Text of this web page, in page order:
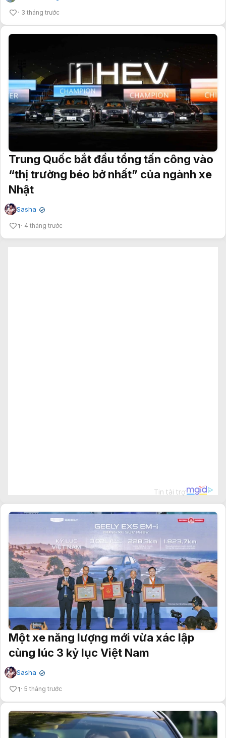
3 tháng trước
Trung Quốc bắt đầu tổng tấn công vào
“thị trường béo bở nhất” của ngành xe
Nhật
Sasha ✔
1 4 tháng trước
Một xe năng lượng mới vừa xác lập
cùng lúc 3 kỷ lục Việt Nam
Sasha ✔
1 5 tháng trước